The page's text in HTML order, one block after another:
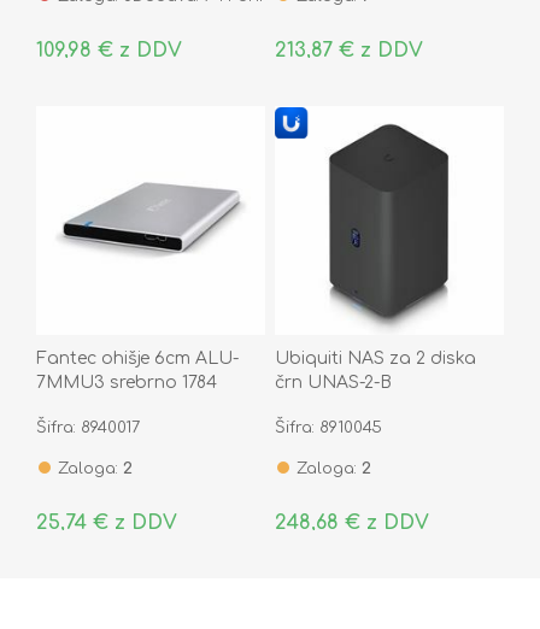
109,98 € z DDV 213,87 € z DDV
Fantec ohišje 6cm ALU-
7MMU3 srebrno 1784
Šifra: 8940017
Zaloga: 2
25,74 € z DDV
Ubiquiti NAS za 2 diska
črn UNAS-2-B
Šifra: 8910045
Zaloga: 2
248,68 € z DDV